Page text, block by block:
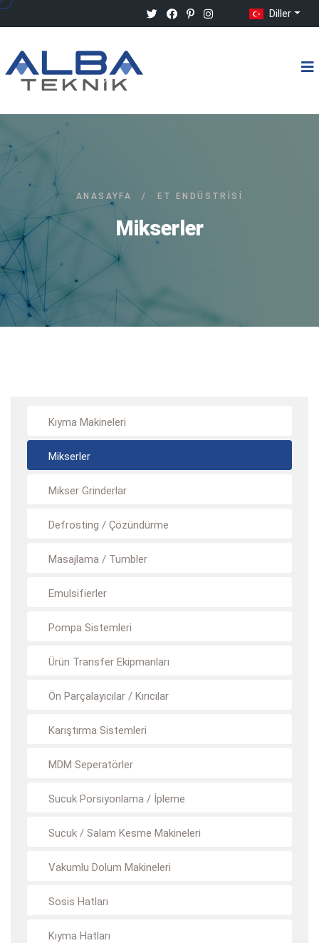
Diller
ANASAYFA / ET ENDÜSTRISI
Mikserler
Kıyma Makineleri
Mikserler
Mikser Grinderlar
Defrosting / Çözündürme
Masajlama / Tumbler
Emulsifierler
Pompa Sistemleri
Ürün Transfer Ekipmanları
Ön Parçalayıcılar / Kırıcılar
Karıştırma Sistemleri
MDM Seperatörler
Sucuk Porsiyonlama / İpleme
Sucuk / Salam Kesme Makineleri
Vakumlu Dolum Makineleri
Sosis Hatları
Kıyma Hatları